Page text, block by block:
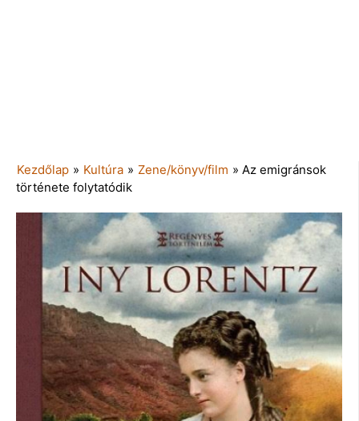
Kezdőlap » Kultúra » Zene/könyv/film » Az emigránsok
története folytatódik